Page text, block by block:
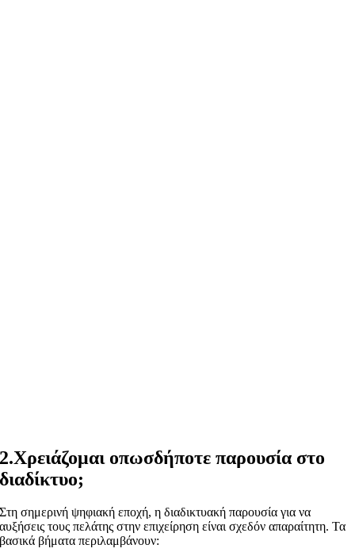
2.Χρειάζομαι οπωσδήποτε παρουσία στο
διαδίκτυο;
Στη σημερινή ψηφιακή εποχή, η διαδικτυακή παρουσία για να
αυξήσεις τους πελάτης στην επιχείρηση είναι σχεδόν απαραίτητη. Τα
βασικά βήματα περιλαμβάνουν: